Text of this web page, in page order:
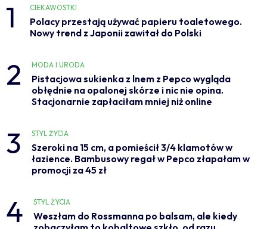
1 CIEKAWOSTKI
Polacy przestają używać papieru toaletowego.
Nowy trend z Japonii zawitał do Polski
2 MODA I URODA
Pistacjowa sukienka z lnem z Pepco wygląda
obłędnie na opalonej skórze i nic nie opina.
Stacjonarnie zapłaciłam mniej niż online
3 STYL ŻYCIA
Szeroki na 15 cm, a pomieścił 3/4 klamotów w
łazience. Bambusowy regał w Pepco złapałam w
promocji za 45 zł
4 STYL ŻYCIA
Weszłam do Rossmanna po balsam, ale kiedy